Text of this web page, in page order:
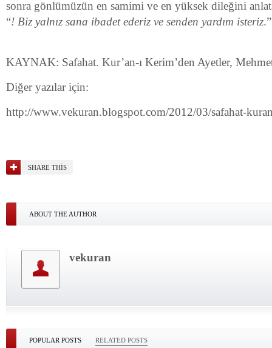
sonra gönlümüzün en samimi ve en yüksek di­leğini
“! Biz yalnız sana ibadet ederiz ve senden yardım isteriz.”
KAYNAK: Safahat. Kur’an-ı Kerim’den Ayetler,
Diğer yazılar için:
http://www.vekuran.blogspot.com/2012/03/safahat-
SHARE THIS
ABOUT THE AUTHOR
vekuran
POPULAR POSTS RELATED POSTS